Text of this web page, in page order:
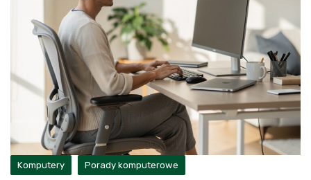
Komputery Porady komputerowe